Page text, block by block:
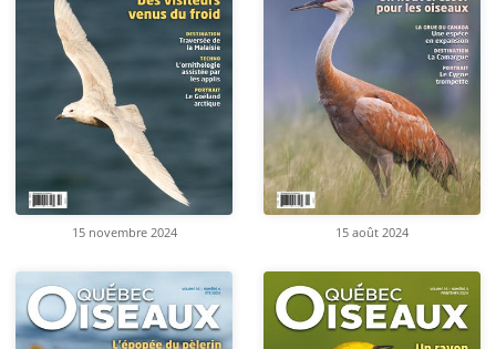
15 novembre 2024 15 août 2024